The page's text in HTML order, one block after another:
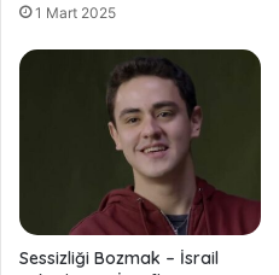
1 Mart 2025
Sessizliği Bozmak – İsrail